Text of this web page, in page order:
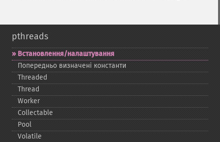
pthreads
Встановлення/налаштування
Попередньо визначені константи
Threaded
Thread
Worker
Collectable
Pool
Volatile